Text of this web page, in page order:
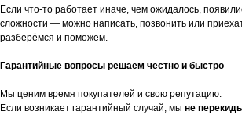
Если что-то работает иначе, чем ожидалось,
сложности — можно написать, позвонить или
разберёмся и поможем.
Гарантийные вопросы решаем честно и быстро
Мы ценим время покупателей и свою репутацию.
Если возникает гарантийный случай, мы не